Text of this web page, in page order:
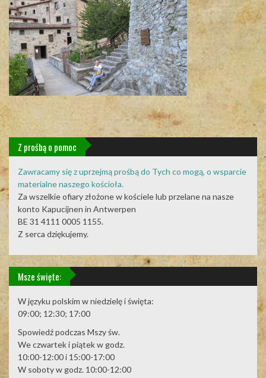
Z prośbą o pomoc
Zawracamy się z uprzejmą prośbą do Tych co mogą, o wsparcie
materialne naszego kościoła.
Za wszelkie ofiary złożone w kościele lub przelane na nasze
konto Kapucijnen in Antwerpen
BE 31 4111 0005 1155.
Z serca dziękujemy.
Msze święte:
W języku polskim w niedzielę i święta:
09:00; 12:30; 17:00
Spowiedź podczas Mszy św.
We czwartek i piątek w godz.
10:00-12:00 i 15:00-17:00
W soboty w godz. 10:00-12:00